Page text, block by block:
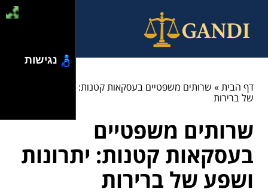
דף הבית» שרותים משפטיים בעסקאות קטנות: יתרונות ושפע
של ברירות
שרותים משפטיים
בעסקאות קטנות: יתרונות
ושפע של ברירות
נגישות